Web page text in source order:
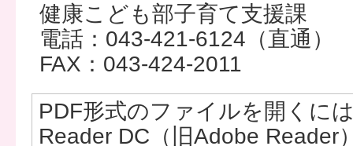
健康こども部子育て支援課
電話：043-421-6124（直通）
FAX：043-424-2011
PDF形式のファイルを開くに
Reader DC（旧Adobe Reader